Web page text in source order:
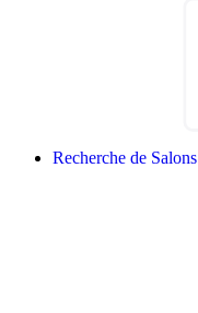
Recherche de Salons